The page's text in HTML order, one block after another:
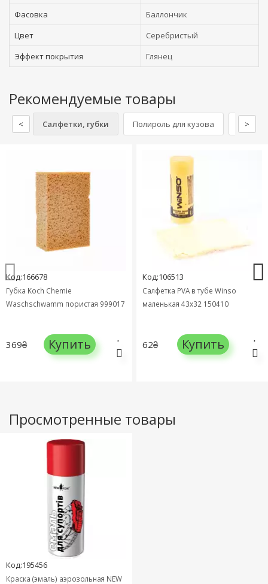
Фасовка
Баллончик
Цвет
Серебристый
Эффект покрытия
Глянец
Рекомендуемые товары
< Салфетки, губки Полироль для кузова >
Код:166678
Губка Koch Chemie
Waschschwamm пористая 999017
369₴ Купить
Код:106513
Салфетка PVA в тубе Winso
маленькая 43х32 150410
62₴ Купить
Просмотренные товары
Код:195456
Краска (эмаль) аэрозольная NEW